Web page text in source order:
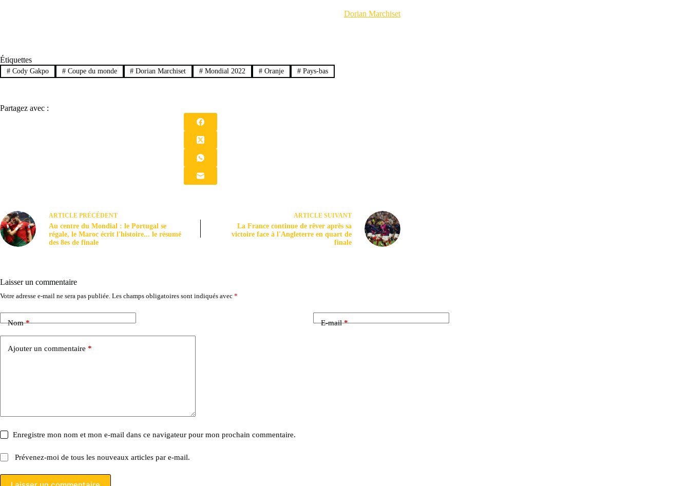
Dorian Marchiset
Étiquettes
#Cody Gakpo #Coupe du monde # Dorian Marchiset # Mondial 2022 # Oranje #Pays-bas
Partagez avec :
ARTICLE PRÉCÉDENT
Au centre du Mondial : le Portugal se
régale, le Maroc écrit l'histoire... le résumé
des 8es de finale
ARTICLESUIVANT
La France continue de rêver après sa
victoire face à l'Angleterre en quart de
finale
Laisser un commentaire
Votre adresse e-mail ne sera pas publiée. Les champs obligatoires sont indiqués avec *
Nom* E-mail*
Ajouter un commentaire *
Enregistre mon nom et mon e-mail dans ce navigateur pour mon prochain commentaire.
Prévenez-moi de tous les nouveaux articles par e-mail.